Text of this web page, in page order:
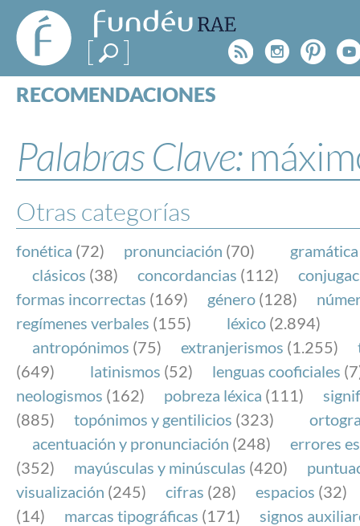
FundéuRAE
- Fundación
del Español
Urgente
Rss
RECOMENDACIONES
ESPECIALES
BLOG
NOTICIAS
SOBRE LA FUNDÉURAE
FundéuRAE es una fundación patrocinada por la
y la Real Academia Española, cuyo objetivo es
el buen uso del español en los medios de
Internet.
Palabras Clave:
Otras categorías
fonética (72) pronunciación (70) gramática
clásicos (38) concordancias (112)
formas incorrectas (169) género (128)
regímenes verbales (155) léxico (2.894)
antropónimos (75) extranjerismos (1.255)
(649)
latinismos (52) lenguas cooficiales
neologismos (162) pobreza léxica (111)
(885)
topónimos y gentilicios (323)
acentuación y pronunciación (248)
errores
(352)
mayúsculas y minúsculas (420)
visualización (245) cifras (28) espacios (32)
(14)
marcas tipográficas (171)
signos